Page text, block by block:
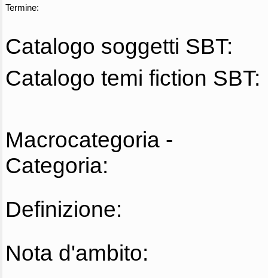
Termine:
Catalogo soggetti SBT:
Catalogo temi fiction SBT:
Macrocategoria -
Categoria:
Definizione:
Nota d'ambito: